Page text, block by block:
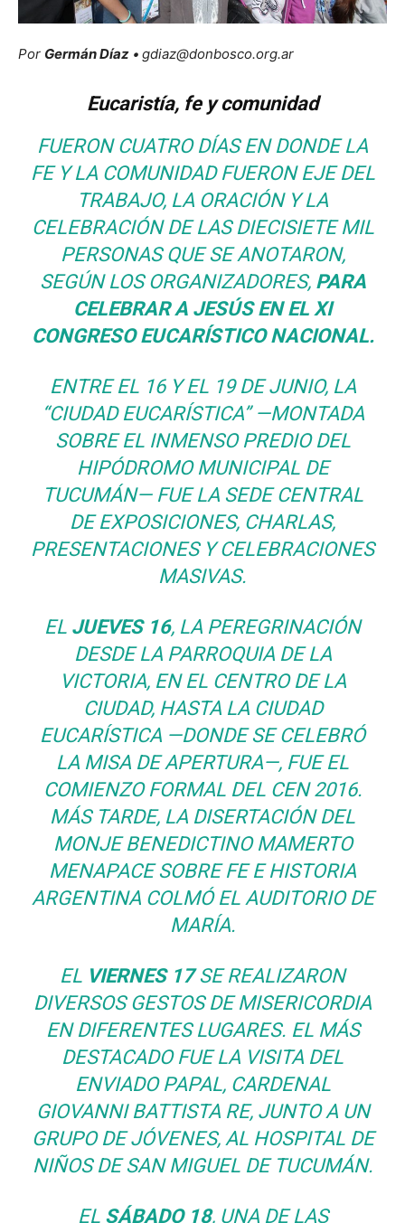
Por Germán Díaz • gdiaz@donbosco.org.ar
Eucaristía, fe y comunidad
FUERON CUATRO DÍAS EN DONDE LA
FE Y LA COMUNIDAD FUERON EJE DEL
TRABAJO, LA ORACIÓN Y LA
CELEBRACIÓN DE LAS DIECISIETE MIL
PERSONAS QUE SE ANOTARON,
SEGÚN LOS ORGANIZADORES, PARA
CELEBRAR A JESÚS EN EL XI
CONGRESO EUCARÍSTICO NACIONAL.
ENTRE EL 16 Y EL 19 DE JUNIO, LA
“CIUDAD EUCARÍSTICA” —MONTADA
SOBRE EL INMENSO PREDIO DEL
HIPÓDROMO MUNICIPAL DE
TUCUMÁN— FUE LA SEDE CENTRAL
DE EXPOSICIONES, CHARLAS,
PRESENTACIONES Y CELEBRACIONES
MASIVAS.
EL JUEVES 16, LA PEREGRINACIÓN
DESDE LA PARROQUIA DE LA
VICTORIA, EN EL CENTRO DE LA
CIUDAD, HASTA LA CIUDAD
EUCARÍSTICA —DONDE SE CELEBRÓ
LA MISA DE APERTURA—, FUE EL
COMIENZO FORMAL DEL CEN 2016.
MÁS TARDE, LA DISERTACIÓN DEL
MONJE BENEDICTINO MAMERTO
MENAPACE SOBRE FE E HISTORIA
ARGENTINA COLMÓ EL AUDITORIO DE
MARÍA.
EL VIERNES 17SE REALIZARON
DIVERSOS GESTOS DE MISERICORDIA
EN DIFERENTES LUGARES. EL MÁS
DESTACADO FUE LA VISITA DEL
ENVIADO PAPAL, CARDENAL
GIOVANNI BATTISTA RE, JUNTO A UN
GRUPO DE JÓVENES, AL HOSPITAL DE
NIÑOS DE SAN MIGUEL DE TUCUMÁN.
EL SÁBADO 18, UNA DE LAS